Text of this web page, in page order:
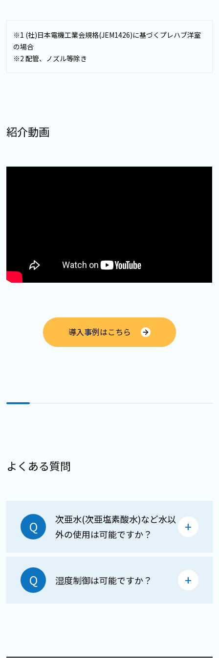
※1 (社)日本電機工業会規格(JEM1426)に基づくプレハブ洋室
の場合
※2 配管、ノズル等除き
紹介動画
導入事例はこちら
よくある質問
次亜水(次亜塩素酸水)など水以
外の使用は可能ですか？
湿度制御は可能ですか？